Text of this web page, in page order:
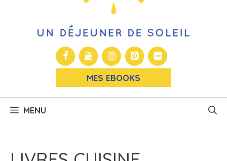
MES EBOOKS
MENU